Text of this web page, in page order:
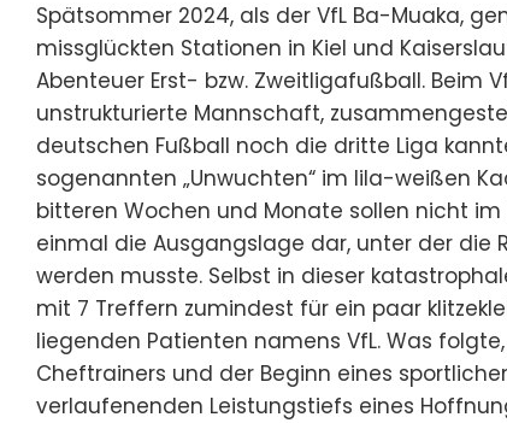
Spätsommer 2024, als der VfL Ba-Muaka,
missglückten Stationen in Kiel und
Abenteuer Erst- bzw. Zweitligafußball. Beim
unstrukturierte Mannschaft,
deutschen Fußball noch die dritte Liga
sogenannten „Unwuchten“ im lila-weißen
bitteren Wochen und Monate sollen nicht
einmal die Ausgangslage dar, unter der die
werden musste. Selbst in dieser
mit 7 Treffern zumindest für ein paar
liegenden Patienten namens VfL. Was
Cheftrainers und der Beginn eines
verlaufenenden Leistungstiefs eines